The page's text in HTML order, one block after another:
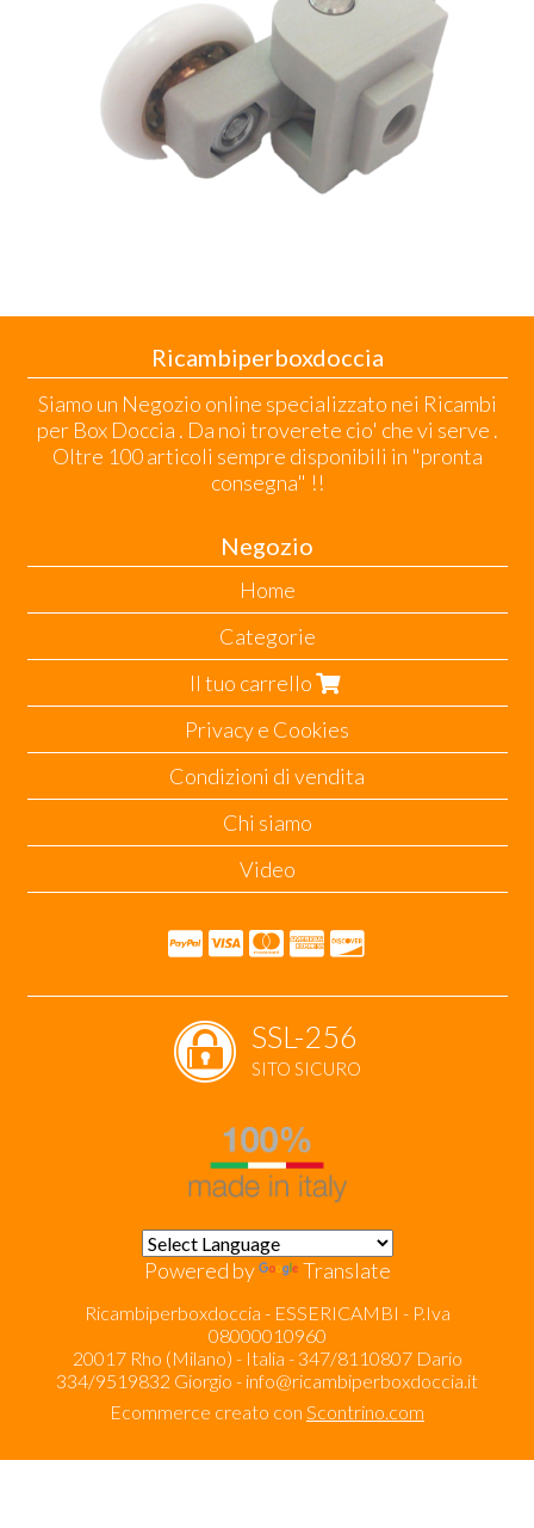
Ricambiperboxdoccia
Siamo un Negozio online specializzato nei Ricambi
per Box Doccia . Da noi troverete cio' che vi serve .
Oltre 100 articoli sempre disponibili in "pronta
consegna" !!
Negozio
Home
Categorie
Il tuo carrello
Privacy e Cookies
Condizioni di vendita
Chi siamo
Video
SSL-256
SITO SICURO
Powered by Translate
Ricambiperboxdoccia - ESSERICAMBI - P.Iva
08000010960
20017 Rho (Milano) - Italia - 347/8110807 Dario
334/9519832 Giorgio - info@ricambiperboxdoccia.it
Ecommerce creato con Scontrino.com